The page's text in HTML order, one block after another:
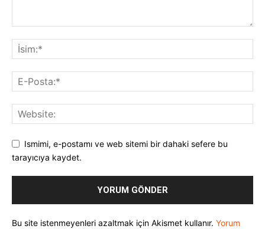
Ismimi, e-postamı ve web sitemi bir dahaki sefere bu
tarayıcıya kaydet.
Bu site istenmeyenleri azaltmak için Akismet kullanır. Yorum